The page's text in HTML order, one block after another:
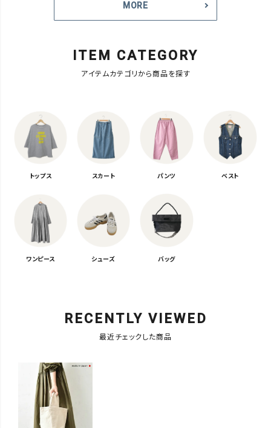
MORE
ITEM CATEGORY
アイテムカテゴリから商品を探す
トップス スカート パンツ ベスト
ワンピース シューズ バッグ
RECENTLY VIEWED
最近チェックした商品